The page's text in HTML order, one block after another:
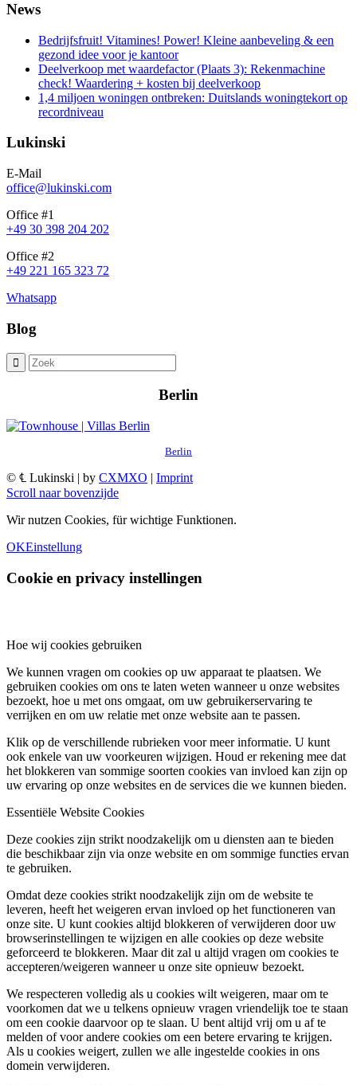
News
Bedrijfsfruit! Vitamines! Power! Kleine aanbeveling & een
gezond idee voor je kantoor
Deelverkoop met waardefactor (Plaats 3): Rekenmachine
check! Waardering + kosten bij deelverkoop
1,4 miljoen woningen ontbreken: Duitslands woningtekort op
recordniveau
Lukinski
E-Mail
office@lukinski.com
Office #1
+49 30 398 204 202
Office #2
+49 221 165 323 72
Whatsapp
Blog
Berlin
Berlin
© ℄ Lukinski | by CXMXO | Imprint
Scroll naar bovenzijde
Wir nutzen Cookies, für wichtige Funktionen.
OKEinstellung
Cookie en privacy instellingen
Hoe wij cookies gebruiken
We kunnen vragen om cookies op uw apparaat te plaatsen. We
gebruiken cookies om ons te laten weten wanneer u onze websites
bezoekt, hoe u met ons omgaat, om uw gebruikerservaring te
verrijken en om uw relatie met onze website aan te passen.
Klik op de verschillende rubrieken voor meer informatie. U kunt
ook enkele van uw voorkeuren wijzigen. Houd er rekening mee dat
het blokkeren van sommige soorten cookies van invloed kan zijn op
uw ervaring op onze websites en de services die we kunnen bieden.
Essentiële Website Cookies
Deze cookies zijn strikt noodzakelijk om u diensten aan te bieden
die beschikbaar zijn via onze website en om sommige functies ervan
te gebruiken.
Omdat deze cookies strikt noodzakelijk zijn om de website te
leveren, heeft het weigeren ervan invloed op het functioneren van
onze site. U kunt cookies altijd blokkeren of verwijderen door uw
browserinstellingen te wijzigen en alle cookies op deze website
geforceerd te blokkeren. Maar dit zal u altijd vragen om cookies te
accepteren/weigeren wanneer u onze site opnieuw bezoekt.
We respecteren volledig als u cookies wilt weigeren, maar om te
voorkomen dat we u telkens opnieuw vragen vriendelijk toe te staan
om een cookie daarvoor op te slaan. U bent altijd vrij om u af te
melden of voor andere cookies om een betere ervaring te krijgen.
Als u cookies weigert, zullen we alle ingestelde cookies in ons
domein verwijderen.